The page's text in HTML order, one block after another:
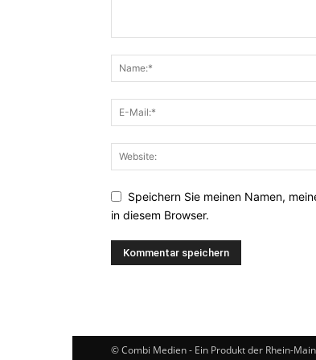
Speichern Sie meinen Namen,
in diesem Browser.
© Combi Medien - Ein Produkt der Rhein-